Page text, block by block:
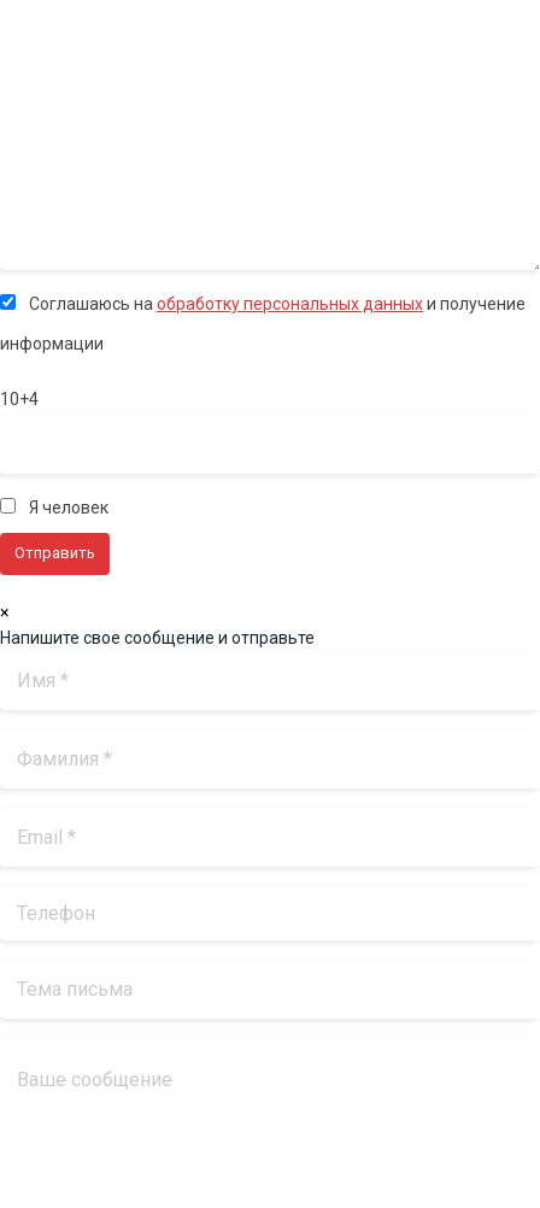
Соглашаюсь на обработку персональных данныхи получение
информации
10+4
Я человек
×
Напишите свое сообщение и отправьте